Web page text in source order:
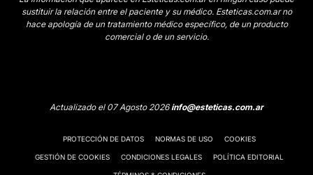
sustituir la relación entre el paciente y su médico. Esteticas.com.ar no
hace apología de un tratamiento médico específico, de un producto
comercial o de un servicio.
Actualizado el 07 Agosto 2026info@esteticas.com.ar
PROTECCIÓN DE DATOS NORMAS DE USO COOKIES
GESTIÓN DE COOKIES CONDICIONES LEGALES POLÍTICA EDITORIAL